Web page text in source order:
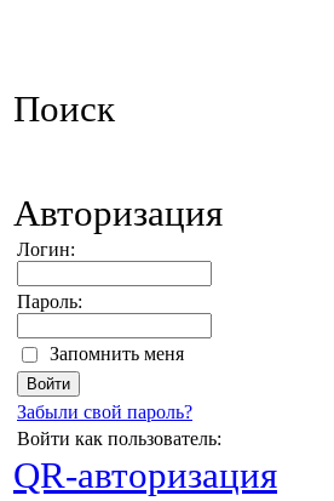
Поиск
Авторизация
Логин:
Пароль:
Запомнить меня
Забыли свой пароль?
Войти как пользователь:
QR-авторизация